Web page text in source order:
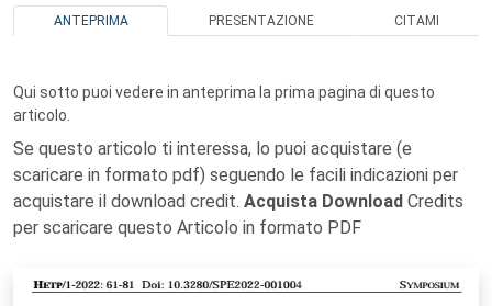
ANTEPRIMA PRESENTAZIONE CITAMI
Qui sotto puoi vedere in anteprima la prima pagina di questo
articolo.
Se questo articolo ti interessa, lo puoi acquistare (e
scaricare in formato pdf) seguendo le facili indicazioni per
acquistare il download credit. Acquista Download Credits
per scaricare questo Articolo in formato PDF